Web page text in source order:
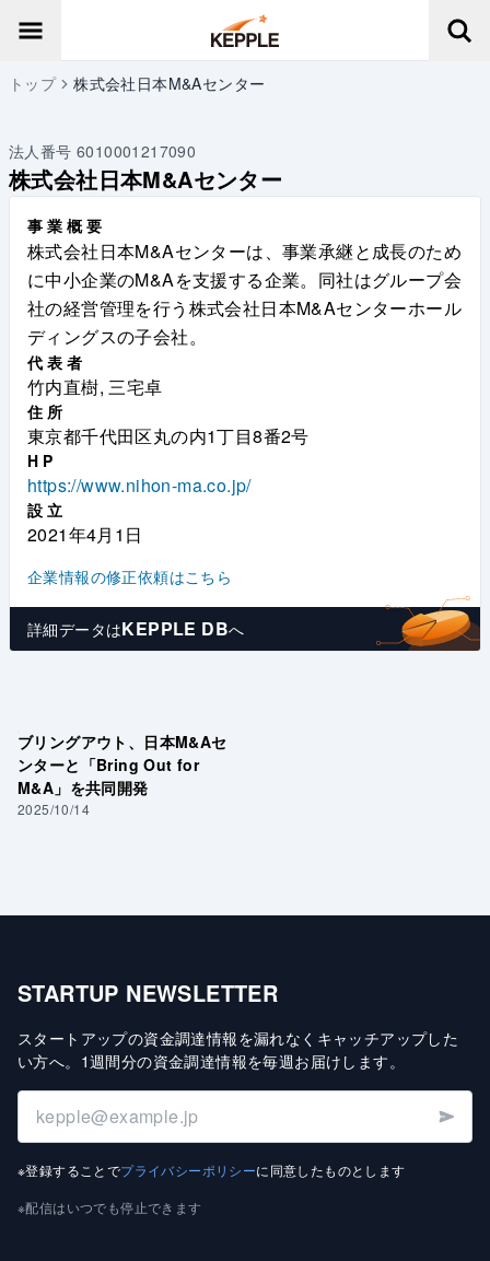
トップ 株式会社日本M&Aセンター
法人番号 6010001217090
株式会社日本M&Aセンター
事業概要
株式会社日本M&Aセンターは、事業承継と成長のため
に中小企業のM&Aを支援する企業。同社はグループ会
社の経営管理を行う株式会社日本M&Aセンターホール
ディングスの子会社。
代表者
竹内直樹, 三宅卓
住所
東京都千代田区丸の内1丁目8番2号
HP
https://www.nihon-ma.co.jp/
設立
2021年4月1日
企業情報の修正依頼はこちら
詳細データはKEPPLE DBへ
ブリングアウト、日本M&Aセ
ンターと「Bring Out for
M&A」を共同開発
2025/10/14
STARTUP NEWSLETTER
スタートアップの資金調達情報を漏れなくキャッチアップした
い方へ。 1週間分の資金調達情報を毎週お届けします。
※登録することでプライバシーポリシーに同意したものとします
※配信はいつでも停止できます